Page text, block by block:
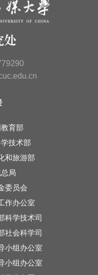
处
育部
技术部
和旅游部
局
委员会
作办公室
科学技术司
社会科学司
小组办公室
小组办公室